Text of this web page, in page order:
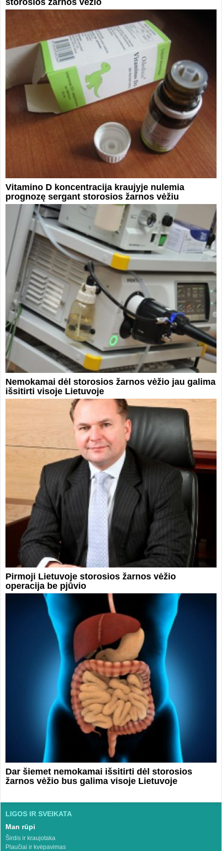
Vitamino D koncentracija kraujyje nulemia
prognozę sergant storosios žarnos vėžiu
Nemokamai dėl storosios žarnos vėžio jau galima
išsitirti visoje Lietuvoje
Pirmoji Lietuvoje storosios žarnos vėžio
operacija be pjūvio
Dar šiemet nemokamai išsitirti dėl storosios
žarnos vėžio bus galima visoje Lietuvoje
LIGOS IR SVEIKATA
Man rūpi
Širdis ir kraujotaka
Plaučiai ir kvėpavimas